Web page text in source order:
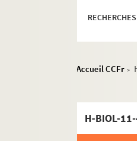
Accueil CCFr >
H-BIOL-
H-
H-
H-
H-
H-